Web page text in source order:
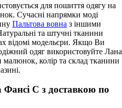
для пошиття одягу на
Сучасні напрямки моді
Пальтова вовна з іншими
та штучні тканини
відомі модельєри. Якщо Ви
одяг використовуйте Лана
колір та склад тканини
С з доставкою по